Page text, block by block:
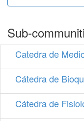
Sub-
Catedra de
Cátedra de
Cátedra de